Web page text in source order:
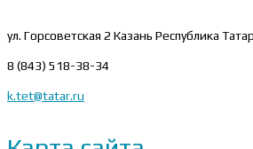
ул. Горсоветская 2 Казань Республика
8 (843) 518-38-34
k.tet@tatar.ru